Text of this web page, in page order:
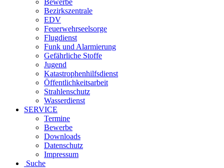
Bewerbe
Bezirkszentrale
EDV
Feuerwehrseelsorge
Flugdienst
Funk und Alarmierung
Gefährliche Stoffe
Jugend
Katastrophenhilfsdienst
Öffentlichkeitsarbeit
Strahlenschutz
Wasserdienst
SERVICE
Termine
Bewerbe
Downloads
Datenschutz
Impressum
Suche